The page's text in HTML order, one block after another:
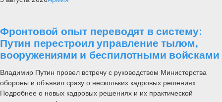
Фронтовой опыт переводят в систему:
Путин перестроил управление тылом,
вооружениями и беспилотными войсками
Владимир Путин провел встречу с руководством Министерства
обороны и объявил сразу о нескольких кадровых решениях.
Подробнее о новых кадровых решениях и их практической